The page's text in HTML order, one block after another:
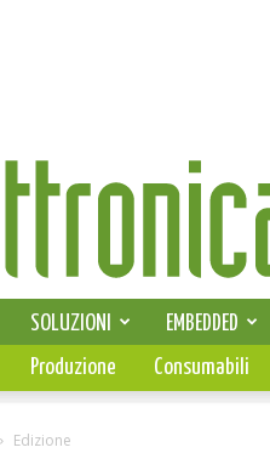
SOLUZIONI EMBEDDED
Produzione Consumabili
Edizione